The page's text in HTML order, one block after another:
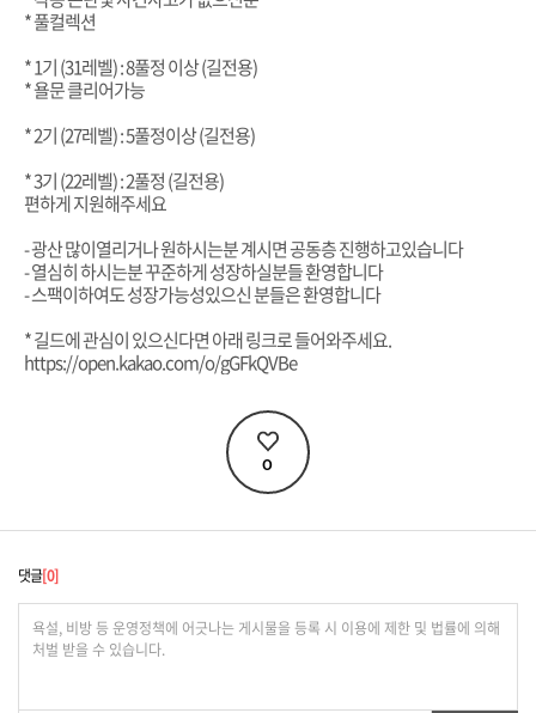
* 풀컬렉션
* 1기 (31레벨) : 8풀정 이상 (길전용)
* 욜문 클리어가능
* 2기 (27레벨) : 5풀정이상 (길전용)
* 3기 (22레벨) : 2풀정 (길전용)
편하게 지원해주세요
- 광산 많이열리거나 원하시는분 계시면 공동층 진행하고있습니다
- 열심히 하시는분 꾸준하게 성장하실분들 환영합니다
- 스팩이하여도 성장가능성있으신 분들은 환영합니다
* 길드에 관심이 있으신다면 아래 링크로 들어와주세요.
https://open.kakao.com/o/gGFkQVBe
0
댓글 0